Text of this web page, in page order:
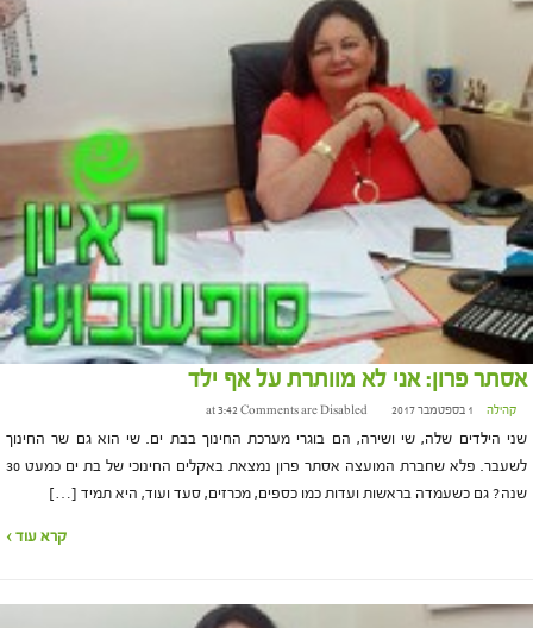
אסתר פרון: אני לא מוותרת על אף ילד
קהילה 1 בספטמבר 2017 at 3:42 Comments are Disabled
שני הילדים שלה, שי ושירה, הם בוגרי מערכת החינוך בבת ים. שי הוא גם שר החינוך
לשעבר. פלא שחברת המועצה אסתר פרון נמצאת באקלים החינוכי של בת ים כמעט 30
שנה? גם כשעמדה בראשות ועדות כמו כספים, מכרזים, סעד ועוד, היא תמיד […]
קרא עוד ›